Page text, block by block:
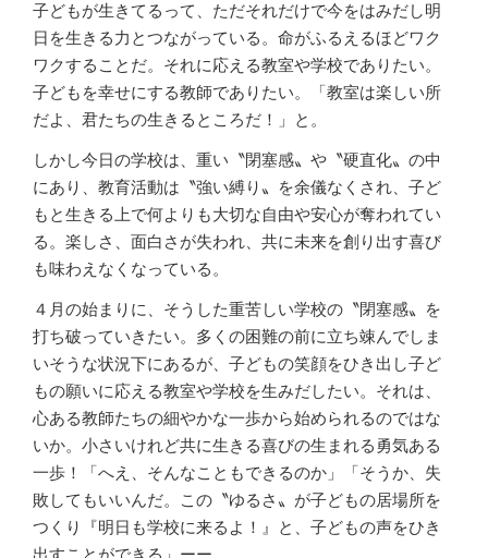
子どもが生きてるって、ただそれだけで今をはみだし明
日を生きる力とつながっている。命がふるえるほどワク
ワクすることだ。それに応える教室や学校でありたい。
子どもを幸せにする教師でありたい。「教室は楽しい所
だよ、君たちの生きるところだ！」と。
しかし今日の学校は、重い〝閉塞感〟や〝硬直化〟の中
にあり、教育活動は〝強い縛り〟を余儀なくされ、子ど
もと生きる上で何よりも大切な自由や安心が奪われてい
る。楽しさ、面白さが失われ、共に未来を創り出す喜び
も味わえなくなっている。
４月の始まりに、そうした重苦しい学校の〝閉塞感〟を
打ち破っていきたい。多くの困難の前に立ち竦んでしま
いそうな状況下にあるが、子どもの笑顔をひき出し子ど
もの願いに応える教室や学校を生みだしたい。それは、
心ある教師たちの細やかな一歩から始められるのではな
いか。小さいけれど共に生きる喜びの生まれる勇気ある
一歩！「へえ、そんなこともできるのか」「そうか、失
敗してもいいんだ。この〝ゆるさ〟が子どもの居場所を
つくり『明日も学校に来るよ！』と、子どもの声をひき